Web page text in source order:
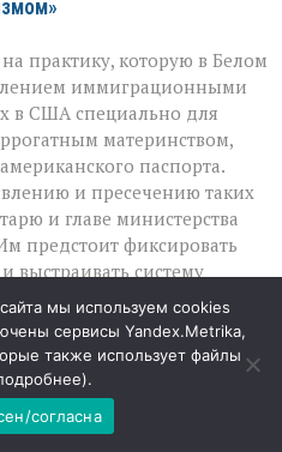
практику, которую в Белом
иммиграционными
в США специально для
материнством,
паспорта.
и пресечению таких
и главе министерства
предстоит фиксировать
выстраивать систему
каналы, которые, по
прибыльным бизнесом
попытка
мы используем cookies
сервисы Yandex.Metrika,
также использует файлы
).
согласна